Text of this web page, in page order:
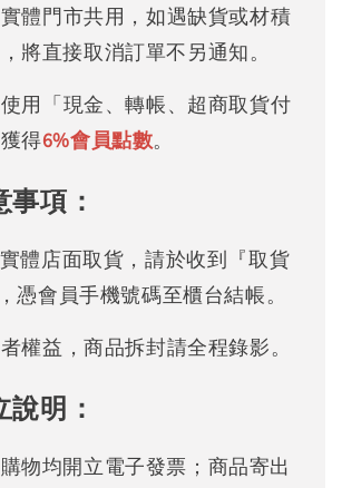
體門市共用，如遇缺貨或材積
將直接取消訂單不另通知。
用「現金、轉帳、超商取貨付
得6%會員點數。
項：
體店面取貨，請於收到『取貨
憑會員手機號碼至櫃台結帳。
權益，商品拆封請全程錄影。
明：
物均開立電子發票；商品寄出